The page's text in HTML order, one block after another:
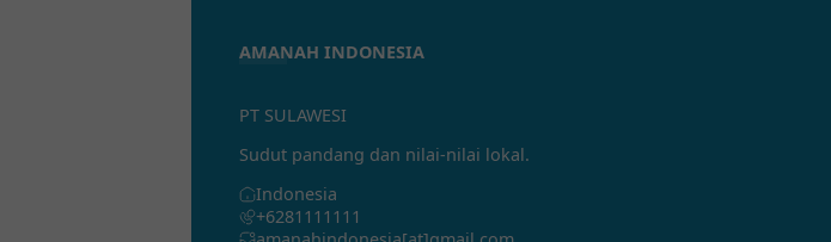
AMANAH INDONESIA
PT SULAWESI
Sudut pandang dan nilai-nilai lokal.
Indonesia
+6281111111